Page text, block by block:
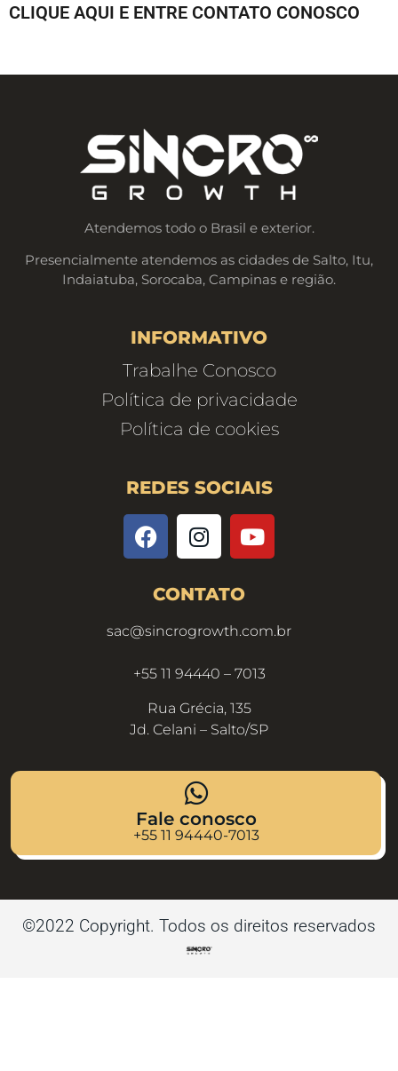
CLIQUE AQUI E ENTRE CONTATO CONOSCO
Atendemos todo o Brasil e exterior.
Presencialmente atendemos as cidades de Salto, Itu,
Indaiatuba, Sorocaba, Campinas e região.
INFORMATIVO
Trabalhe Conosco
Política de privacidade
Política de cookies
REDES SOCIAIS
CONTATO
sac@sincrogrowth.com.br
+55 11 94440 – 7013
Rua Grécia, 135
Jd. Celani – Salto/SP
Fale conosco
+55 11 94440-7013
©2022 Copyright. Todos os direitos reservados